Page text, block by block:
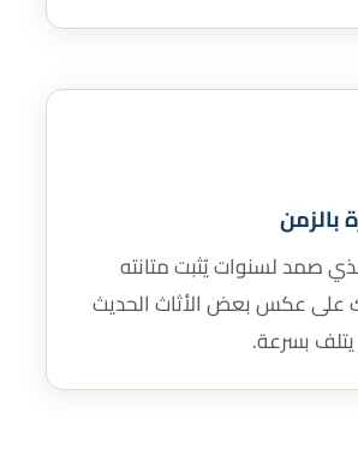
بالزمن
الذي صمد لسنوات يُثبت متانته
على عكس بعض الأثاث الحديث
بسرعة.